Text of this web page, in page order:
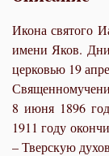
Икона святого
имени Яков. Дни
церковью 19
8 июня 1896
1911 году
– Тверскую